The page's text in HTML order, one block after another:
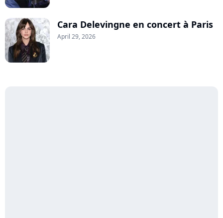
Cara Delevingne en concert à Paris
April 29, 2026